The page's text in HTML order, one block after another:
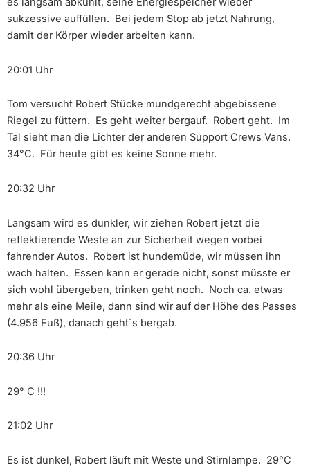
sukzessive auffüllen. Bei jedem Stop ab jetzt Nahrung,
damit der Körper wieder arbeiten kann.
20:01 Uhr
Tom versucht Robert Stücke mundgerecht abgebissene
Riegel zu füttern. Es geht weiter bergauf. Robert geht. Im
Tal sieht man die Lichter der anderen Support Crews Vans.
34°C. Für heute gibt es keine Sonne mehr.
20:32 Uhr
Langsam wird es dunkler, wir ziehen Robert jetzt die
reflektierende Weste an zur Sicherheit wegen vorbei
fahrender Autos. Robert ist hundemüde, wir müssen ihn
wach halten. Essen kann er gerade nicht, sonst müsste er
sich wohl übergeben, trinken geht noch. Noch ca. etwas
mehr als eine Meile, dann sind wir auf der Höhe des Passes
(4.956 Fuß), danach geht´s bergab.
20:36 Uhr
29° C !!!
21:02 Uhr
Es ist dunkel, Robert läuft mit Weste und Stirnlampe. 29°C